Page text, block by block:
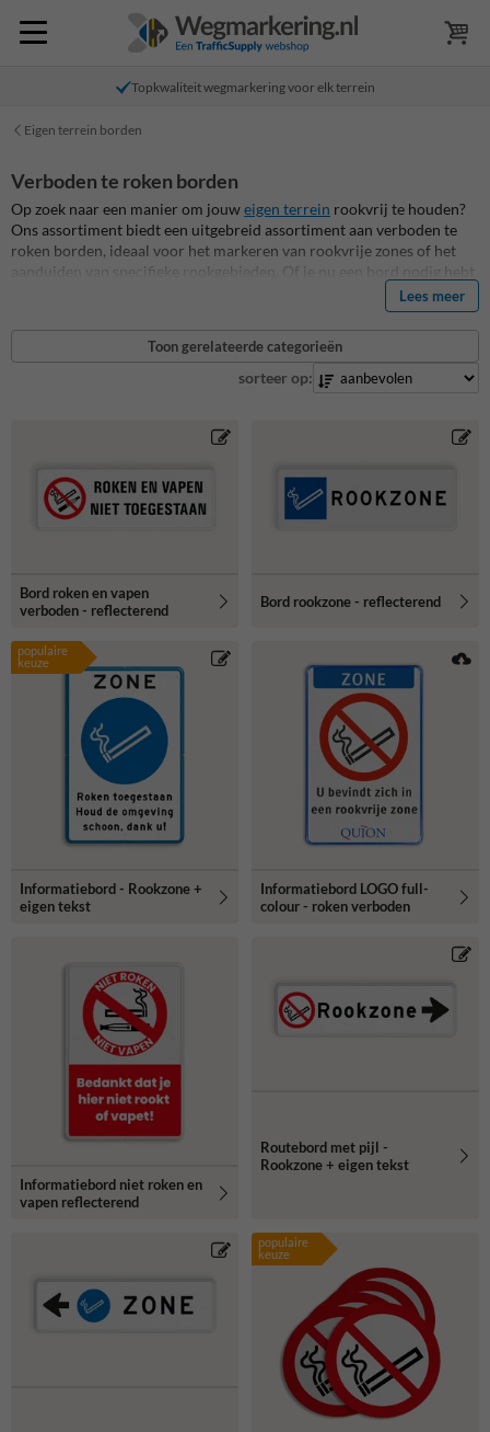
Topkwaliteit wegmarkering voor elk terrein
Eigen terrein borden
Verboden te roken borden
Op zoek naar een manier om jouweigen terrein rookvrij te houden?
Ons assortiment biedt een uitgebreid assortiment aan verboden te
roken borden, ideaal voor het markeren van rookvrije zones of het
aanduiden van specifieke rookgebieden. Of je nu een bord nodig hebt
met een eenvoudige "niet roken"-melding of iets specifiekers met een
pijlverwijzing naar een rookzone, wij hebben de oplossing. Onze
verboden te roken borden kunnen ook gepersonaliseerd worden met
jouw logo of huisstijl, zodat ze naadloos aansluiten bij je omgeving.
Kies voor duidelijkheid en veiligheid met onze weerbestendige en
Lees meer
Toon gerelateerde categorieën
sorteer op:
Bord roken en vapen
verboden - reflecterend
Bord rookzone - reflecterend
populaire
keuze
Informatiebord - Rookzone +
eigen tekst
Informatiebord LOGO full-
colour - roken verboden
Informatiebord niet roken en
vapen reflecterend
Routebord met pijl -
Rookzone + eigen tekst
populaire
keuze